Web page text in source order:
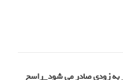
به زودی صادر می شود_راسخ